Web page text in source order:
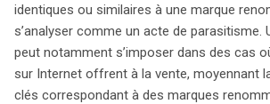
identiques ou similaires à une marque
s’analyser comme un acte de parasitisme.
peut notamment s’imposer dans des cas
sur Internet offrent à la vente, moyennant
clés correspondant à des marques